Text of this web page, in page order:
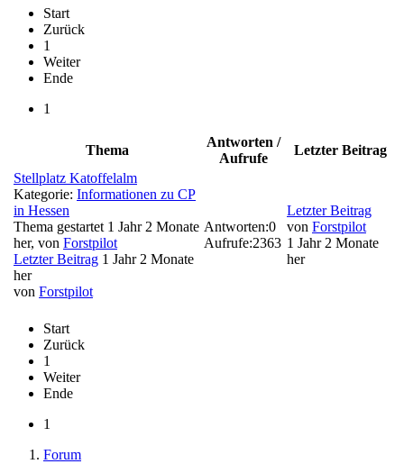
Start
Zurück
1
Weiter
Ende
1
Thema
Antworten /
Aufrufe
Letzter Beitrag
Stellplatz Katoffelalm
Kategorie: Informationen zu CP
in Hessen
Thema gestartet 1 Jahr 2 Monate
her, von Forstpilot
Letzter Beitrag 1 Jahr 2 Monate
her
von Forstpilot
Antworten:0
Aufrufe:2363
Letzter Beitrag
von Forstpilot
1 Jahr 2 Monate
her
Start
Zurück
1
Weiter
Ende
1
Forum